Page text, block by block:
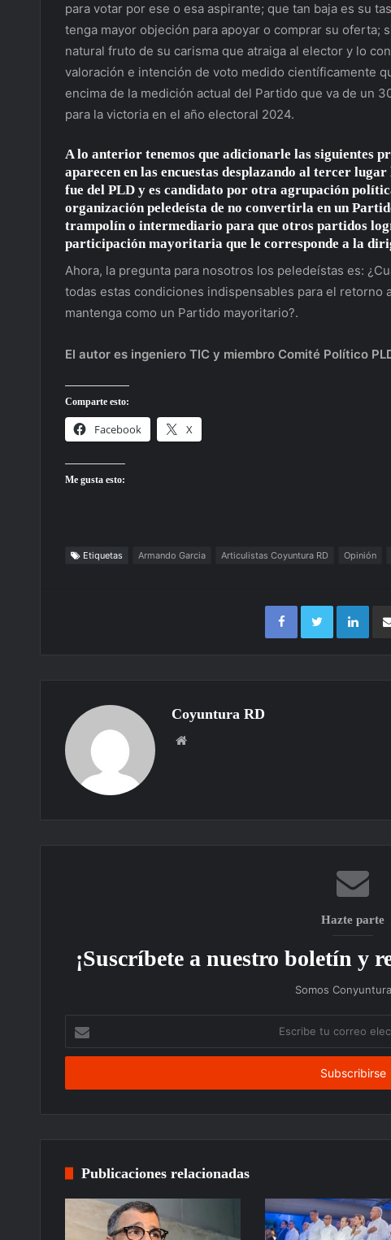
para votar por ese o esa aspirante; que tan baja es su
tenga mayor objeción para apoyar o comprar su oferta;
natural fruto de su carisma que atraiga al elector y lo
valoración e intención de voto medido científicamente
encima de la medición actual del Partido que va de un
para la victoria en el año electoral 2024.
A lo anterior tenemos que adicionarle las siguientes
aparecen en las encuestas desplazando al tercer
fue del PLD y es candidato por otra agrupación
organización peledeísta de no convertirla en un
trampolín o intermediario para que otros partidos
participación mayoritaria que le corresponde a la
Ahora, la pregunta para nosotros los peledeístas es:
todas estas condiciones indispensables para el retorno
mantenga como un Partido mayoritario?.
El autor es ingeniero TIC y miembro Comité Político
Comparte esto:
Facebook X
Me gusta esto:
Etiquetas Armando Garcia Articulistas Coyuntura RD Opinión
FacebookTwitter
Coyuntura RD
Sitio
Hazte parte
¡Suscríbete a nuestro boletín y
Somos
correo
Publicaciones relacionadas